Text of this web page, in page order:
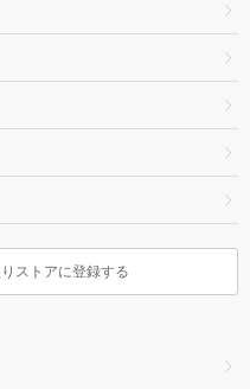
ストアに登録する